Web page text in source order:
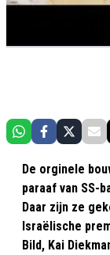
De orginele
paraaf van SS-
Daar zijn ze
Israëlische
Bild, Kai